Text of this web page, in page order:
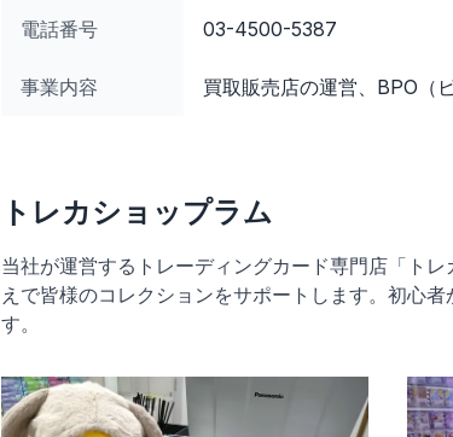
電話番号 03-4500-5387
事業内容 買取販売店の運営、BPO（
トレカショップラム
当社が運営するトレーディングカード専門店「ト
えで皆様のコレクションをサポートします。初心
す。